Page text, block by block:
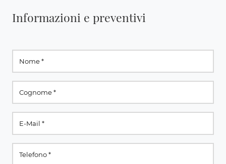
Informazioni e preventivi